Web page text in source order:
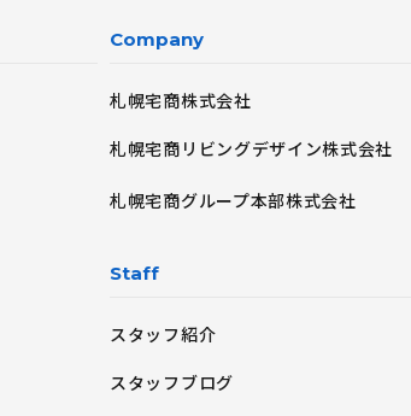
Company
札幌宅商株式会社
札幌宅商リビングデザイン株式会社
札幌宅商グループ本部株式会社
Staff
スタッフ紹介
スタッフブログ